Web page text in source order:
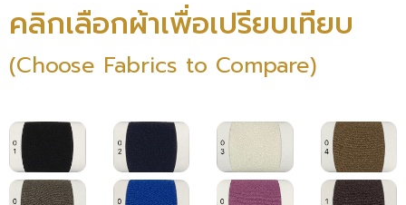
คลิกเลือกผ้าเพื่อเปรียบเทียบ
(Choose Fabrics to Compare)